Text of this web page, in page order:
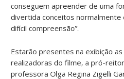
conseguem apreender de uma
divertida conceitos normalmente
difícil compreensão”.
Estarão presentes na exibição as
realizadoras do filme, a pró-
professora Olga Regina Zigelli